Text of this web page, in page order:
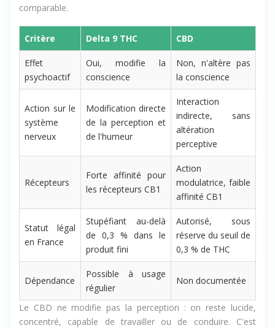
cannabis, mais leurs propriétés et leurs effets n'ont rien de
Critère Delta 9 THC CBD
Effet
psychoactif
Oui, modifie la
conscience
Non, n'altère pas
la conscience
Action sur le
système
Modification directe
de la perception et
Interaction
indirecte, sans
altération
perceptive
Forte affinité pour
Action
modulatrice, faible
affinité CB1
Statut légal
Stupéfiant au-delà
de 0,3 % dans le
produit fini
Autorisé, sous
réserve du seuil de
0,3 % de THC
Possible à usage
régulier
Le CBD ne modifie pas la perception : on reste lucide,